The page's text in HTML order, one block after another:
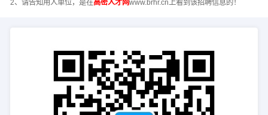
2、请告知用人单位，是在高密人才网www.brhr.cn上看到该招聘信息的！